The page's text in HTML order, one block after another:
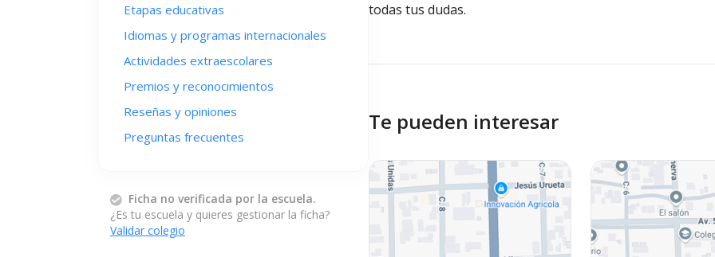
Etapas educativas
Idiomas y programas internacionales
Actividades extraescolares
Premios y reconocimientos
Reseñas y opiniones
Preguntas frecuentes
Ficha no verificada por la escuela.
¿Es tu escuela y quieres gestionar la ficha?
Validar colegio
todas tus dudas.
Te pueden interesar